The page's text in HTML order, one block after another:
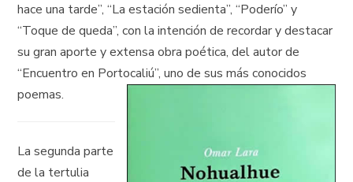
hace una tarde”, “La estación sedienta”, “Poderío” y
“Toque de queda”, con la intención de recordar y destacar
su gran aporte y extensa obra poética, del autor de
“Encuentro en Portocaliú”, uno de sus más conocidos
poemas.
La segunda parte
de la tertulia